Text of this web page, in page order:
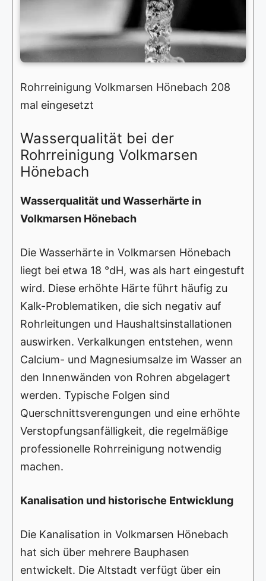
Rohrreinigung Volkmarsen Hönebach 208
mal eingesetzt
Wasserqualität bei der
Rohrreinigung Volkmarsen
Hönebach
Wasserqualität und Wasserhärte in
Volkmarsen Hönebach
Die Wasserhärte in Volkmarsen Hönebach
liegt bei etwa 18 °dH, was als hart eingestuft
wird. Diese erhöhte Härte führt häufig zu
Kalk-Problematiken, die sich negativ auf
Rohrleitungen und Haushaltsinstallationen
auswirken. Verkalkungen entstehen, wenn
Calcium- und Magnesiumsalze im Wasser an
den Innenwänden von Rohren abgelagert
werden. Typische Folgen sind
Querschnittsverengungen und eine erhöhte
Verstopfungsanfälligkeit, die regelmäßige
professionelle Rohrreinigung notwendig
machen.
Kanalisation und historische Entwicklung
Die Kanalisation in Volkmarsen Hönebach
hat sich über mehrere Bauphasen
entwickelt. Die Altstadt verfügt über ein